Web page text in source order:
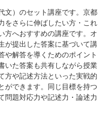
文）のセット講座です。京都
をさらに伸ばしたい方・これ
方へおすすめの講座です。オ
が提出した答案に基づいて講
や解答を導くためのポイント
いた答案も共有しながら授業
方や記述方法といった実戦的
ができます。同じ目標を持つ
問題対応力や記述力・論述力